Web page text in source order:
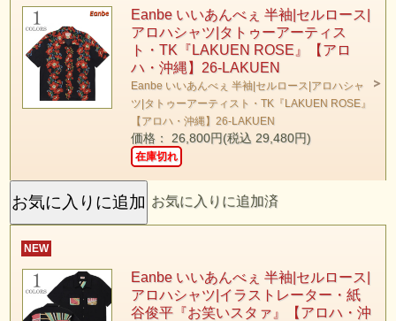
Eanbe いいあんべぇ 半袖|セルロース|
アロハシャツ|タトゥーアーティス
ト・TK『LAKUEN ROSE』【アロ
ハ・沖縄】26-LAKUEN
Eanbe いいあんべぇ 半袖|セルロース|アロハシャ
ツ|タトゥーアーティスト・TK『LAKUEN ROSE』
【アロハ・沖縄】26-LAKUEN
価格： 26,800円(税込 29,480円)
在庫切れ
お気に入りに追加済
NEW
Eanbe いいあんべぇ 半袖|セルロース|
アロハシャツ|イラストレーター・紙
谷俊平『お笑いスタァ』【アロハ・沖